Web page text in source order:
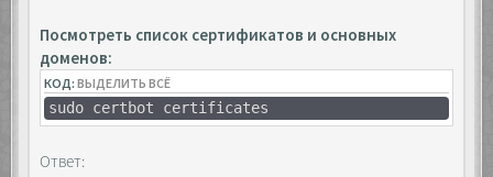
Посмотреть список сертификатов и основных
доменов:
КОД:ВЫДЕЛИТЬ ВСЁ
sudo certbot certificates
Ответ: